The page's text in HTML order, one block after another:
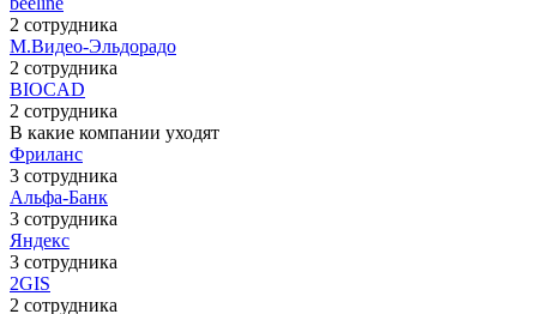
2 сотрудника
М.Видео-Эльдорадо
2 сотрудника
BIOCAD
2 сотрудника
В какие компании уходят
Фриланс
3 сотрудника
Альфа-Банк
3 сотрудника
Яндекс
3 сотрудника
2GIS
2 сотрудника